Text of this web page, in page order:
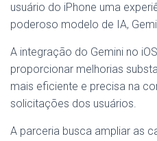
usuário do iPhone uma
poderoso modelo de IA,
A integração do Gemini no
proporcionar melhorias
mais eficiente e precisa na
solicitações dos usuários.
A parceria busca ampliar as